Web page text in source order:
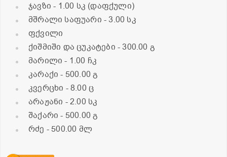
ჯავზი- 1.00 სკ (დაფქული)
მშრალი საფუარი - 3.00 სკ
ფქვილი
ქიშმიში და ცუკატები - 300.00 გ
მარილი- 1.00 ჩკ
კარაქი- 500.00 გ
კვერცხი - 8.00 ც
არაჟანი - 2.00 სკ
შაქარი- 500.00 გ
რძე - 500.00 მლ